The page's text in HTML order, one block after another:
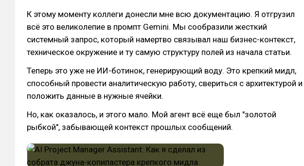
К этому моменту коллеги донесли мне всю документацию. Я отгрузил
всё это великолепие в промпт Gemini. Мы сообразили жесткий
системный запрос, который намертво связывал наш бизнес-контекст,
техническое окружение и ту самую структуру полей из начала статьи.
Теперь это уже не ИИ-ботинок, генерирующий воду. Это крепкий мидл,
способный провести аналитическую работу, свериться с архитектурой и
положить данные в нужные ячейки.
Но, как оказалось, и этого мало. Мой агент всё еще был "золотой
рыбкой", забывающей контекст прошлых сообщений.